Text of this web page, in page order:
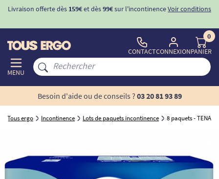
Livraison offerte dès 159€et dès99€sur l'incontinenceVoir conditions
MENU
CONTACTCONNEXION
0
PANIER
Besoin d'aide ou de conseils ? 03 20 81 93 89
Tous ergo Incontinence Lots de paquets incontinence 8 paquets - TENA